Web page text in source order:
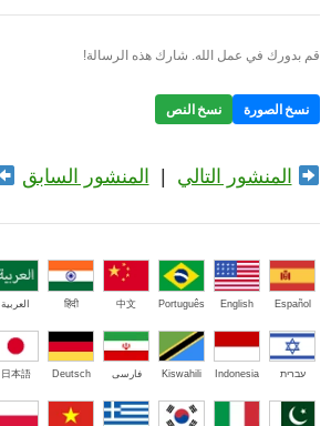
قم بدورك في عمل الله. شارك هذه الرسالة!
نسخ الصورة نسخ النص
المنشور التالي المنشور السابق
Español
English
Português
中文
हिंदी العربية
עברית Indonesia
Kiswahili فارسی Deutsch
日本語